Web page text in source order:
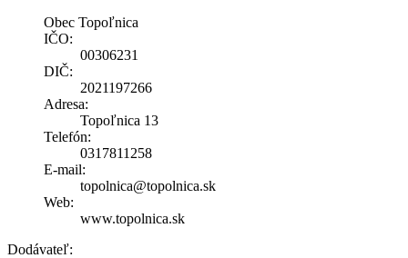
Obec Topoľnica
IČO:
00306231
DIČ:
2021197266
Adresa:
Topoľnica 13
Telefón:
0317811258
E-mail:
topolnica@topolnica.sk
Web:
www.topolnica.sk
Dodávateľ: